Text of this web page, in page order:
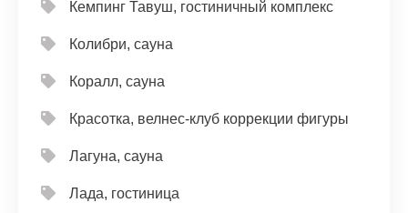
Кемпинг Тавуш, гостиничный комплекс
Колибри, сауна
Коралл, сауна
Красотка, велнес-клуб коррекции фигуры
Лагуна, сауна
Лада, гостиница